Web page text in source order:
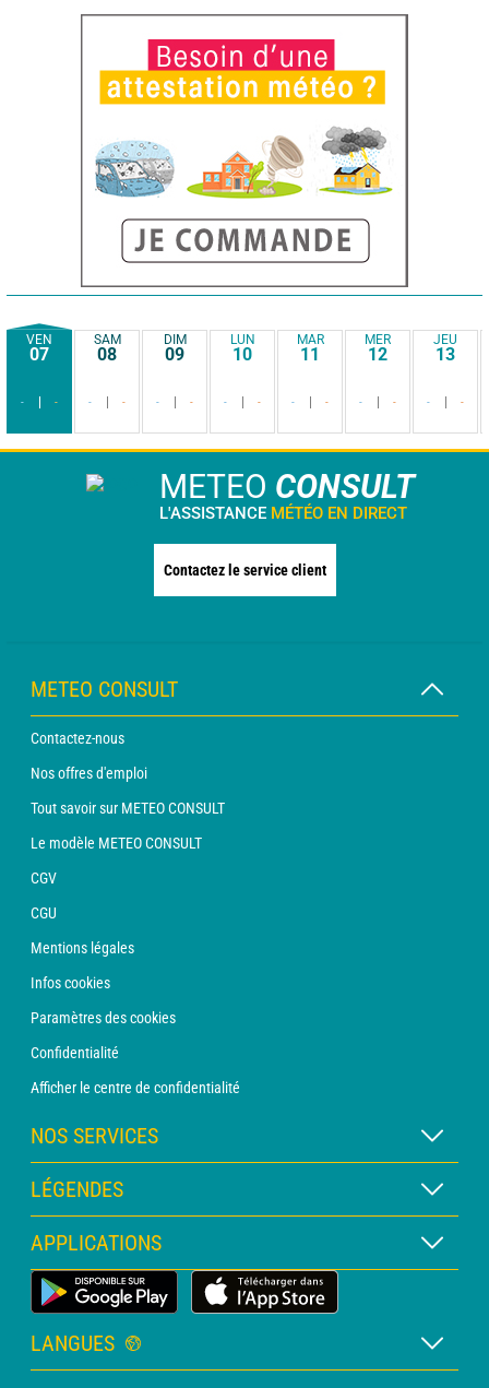
VEN
07
- -
SAM
08
- -
DIM
09
- -
LUN
10
- -
MAR
11
- -
MER
12
- -
JEU
13
- -
METEO CONSULT
L'ASSISTANCE MÉTÉO EN DIRECT
Contactez le service client
METEO CONSULT
Contactez-nous
Nos offres d'emploi
Tout savoir sur METEO CONSULT
Le modèle METEO CONSULT
CGV
CGU
Mentions légales
Infos cookies
Paramètres des cookies
Confidentialité
Afficher le centre de confidentialité
NOS SERVICES
Abonnement METEO Xpert
Abonnement METEO PRO
Consultation avec un prévisionniste
Bulletin PRO
LÉGENDES
Légende des cartes
Légende des pictogrammes
Glossaire
APPLICATIONS
Application Météo Terrestre
LANGUES